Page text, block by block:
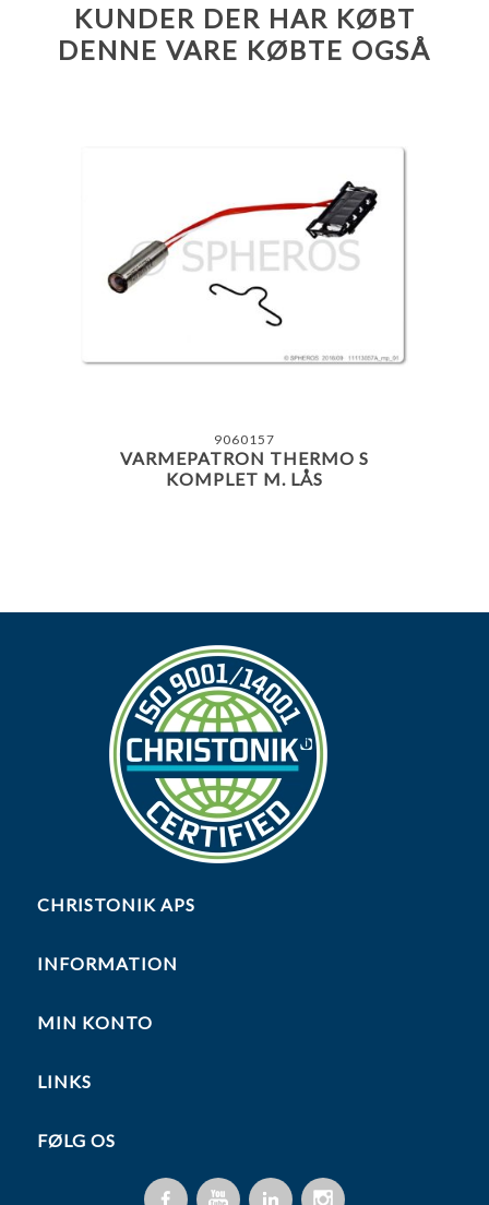
KUNDER DER HAR KØBT
DENNE VARE KØBTE OGSÅ
9060157
VARMEPATRON THERMO S
KOMPLET M. LÅS
CHRISTONIK APS
INFORMATION
MIN KONTO
LINKS
FØLG OS